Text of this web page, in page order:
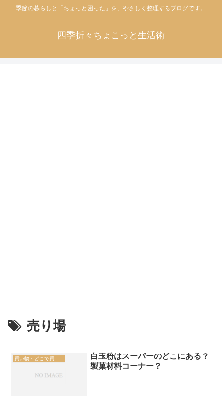
季節の暮らしと「ちょっと困った」を、やさしく整理するブログです。
四季折々ちょこっと生活術
売り場
買い物・どこで買える
白玉粉はスーパーのどこにある？
製菓材料コーナー？